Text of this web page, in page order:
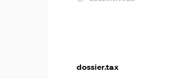
dossier.tax